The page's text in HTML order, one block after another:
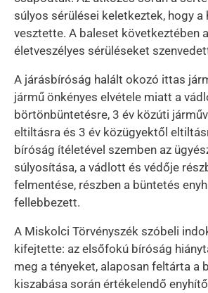
súlyos sérülései keletkeztek, hogy a
vesztette. A baleset következtében
életveszélyes sérüléseket
A járásbíróság halált okozó ittas
jármű önkényes elvétele miatt a
börtönbüntetésre, 3 év közúti
eltiltásra és 3 év közügyektől
bíróság ítéletével szemben az
súlyosítása, a vádlott és védője
felmentése, részben a büntetés
fellebbezett.
A Miskolci Törvényszék szóbeli
kifejtette: az elsőfokú bíróság
meg a tényeket, alaposan feltárta a
kiszabása során értékelendő